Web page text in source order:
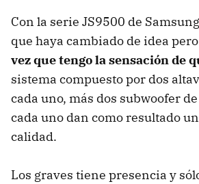
Con la serie JS9500 de
que haya cambiado de idea
vez que tengo la sensación de
sistema compuesto por dos
cada uno, más dos subwoofer
cada uno dan como resultado
calidad.
Los graves tiene presencia y